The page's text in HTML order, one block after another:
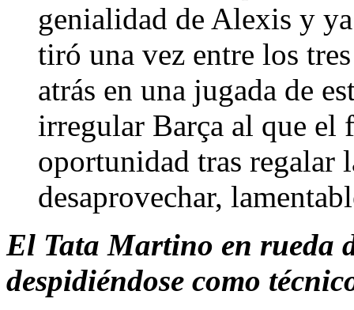
genialidad de Alexis y
tiró una vez entre los
atrás en una jugada de
irregular Barça al que el
oportunidad tras regalar
desaprovechar,
El Tata Martino en rueda
despidiéndose como